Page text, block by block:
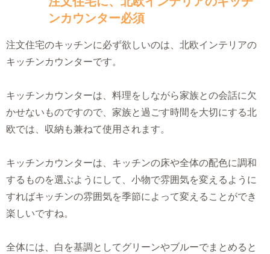
ンカウンター必須
注文住宅のキッチンに必ず欲しいのは、北欧インテリアの
キッチンカウンターです。
キッチンカウンターは、料理をしながら家族との会話に欠
かせないものですので、家族と過ごす時間を大切にする北
欧では、収納も兼ねて使用されます。
キッチンカウンターは、キッチンの床や全体の配色に調和
するものを選ぶようにして、小物で雰囲気を変えるように
すればキッチンの雰囲気を季節によって変えることができ
楽しいですね。
全体には、白を基調としてグリーンやブルーでまとめると